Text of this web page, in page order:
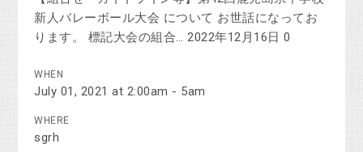
新人バレーボール大会 について お世話になってお
ります。 標記大会の組合… 2022年12月16日 0
WHEN
July 01, 2021 at 2:00am - 5am
WHERE
sgrh